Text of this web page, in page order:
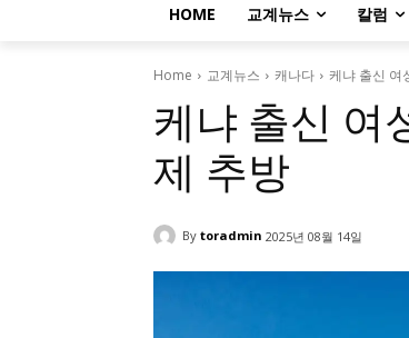
HOME 교계뉴스 칼럼
Home 교계뉴스 캐나다 케냐 출신 여
케냐 출신 여
제 추방
By toradmin 2025년 08월 14일